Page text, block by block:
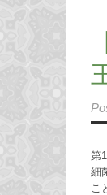
第
細
こ